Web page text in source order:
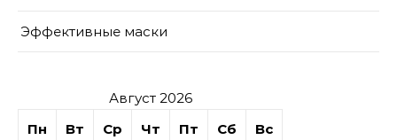
Эффективные маски
Август 2026
Пн
Вт Ср Чт Пт Сб Вс